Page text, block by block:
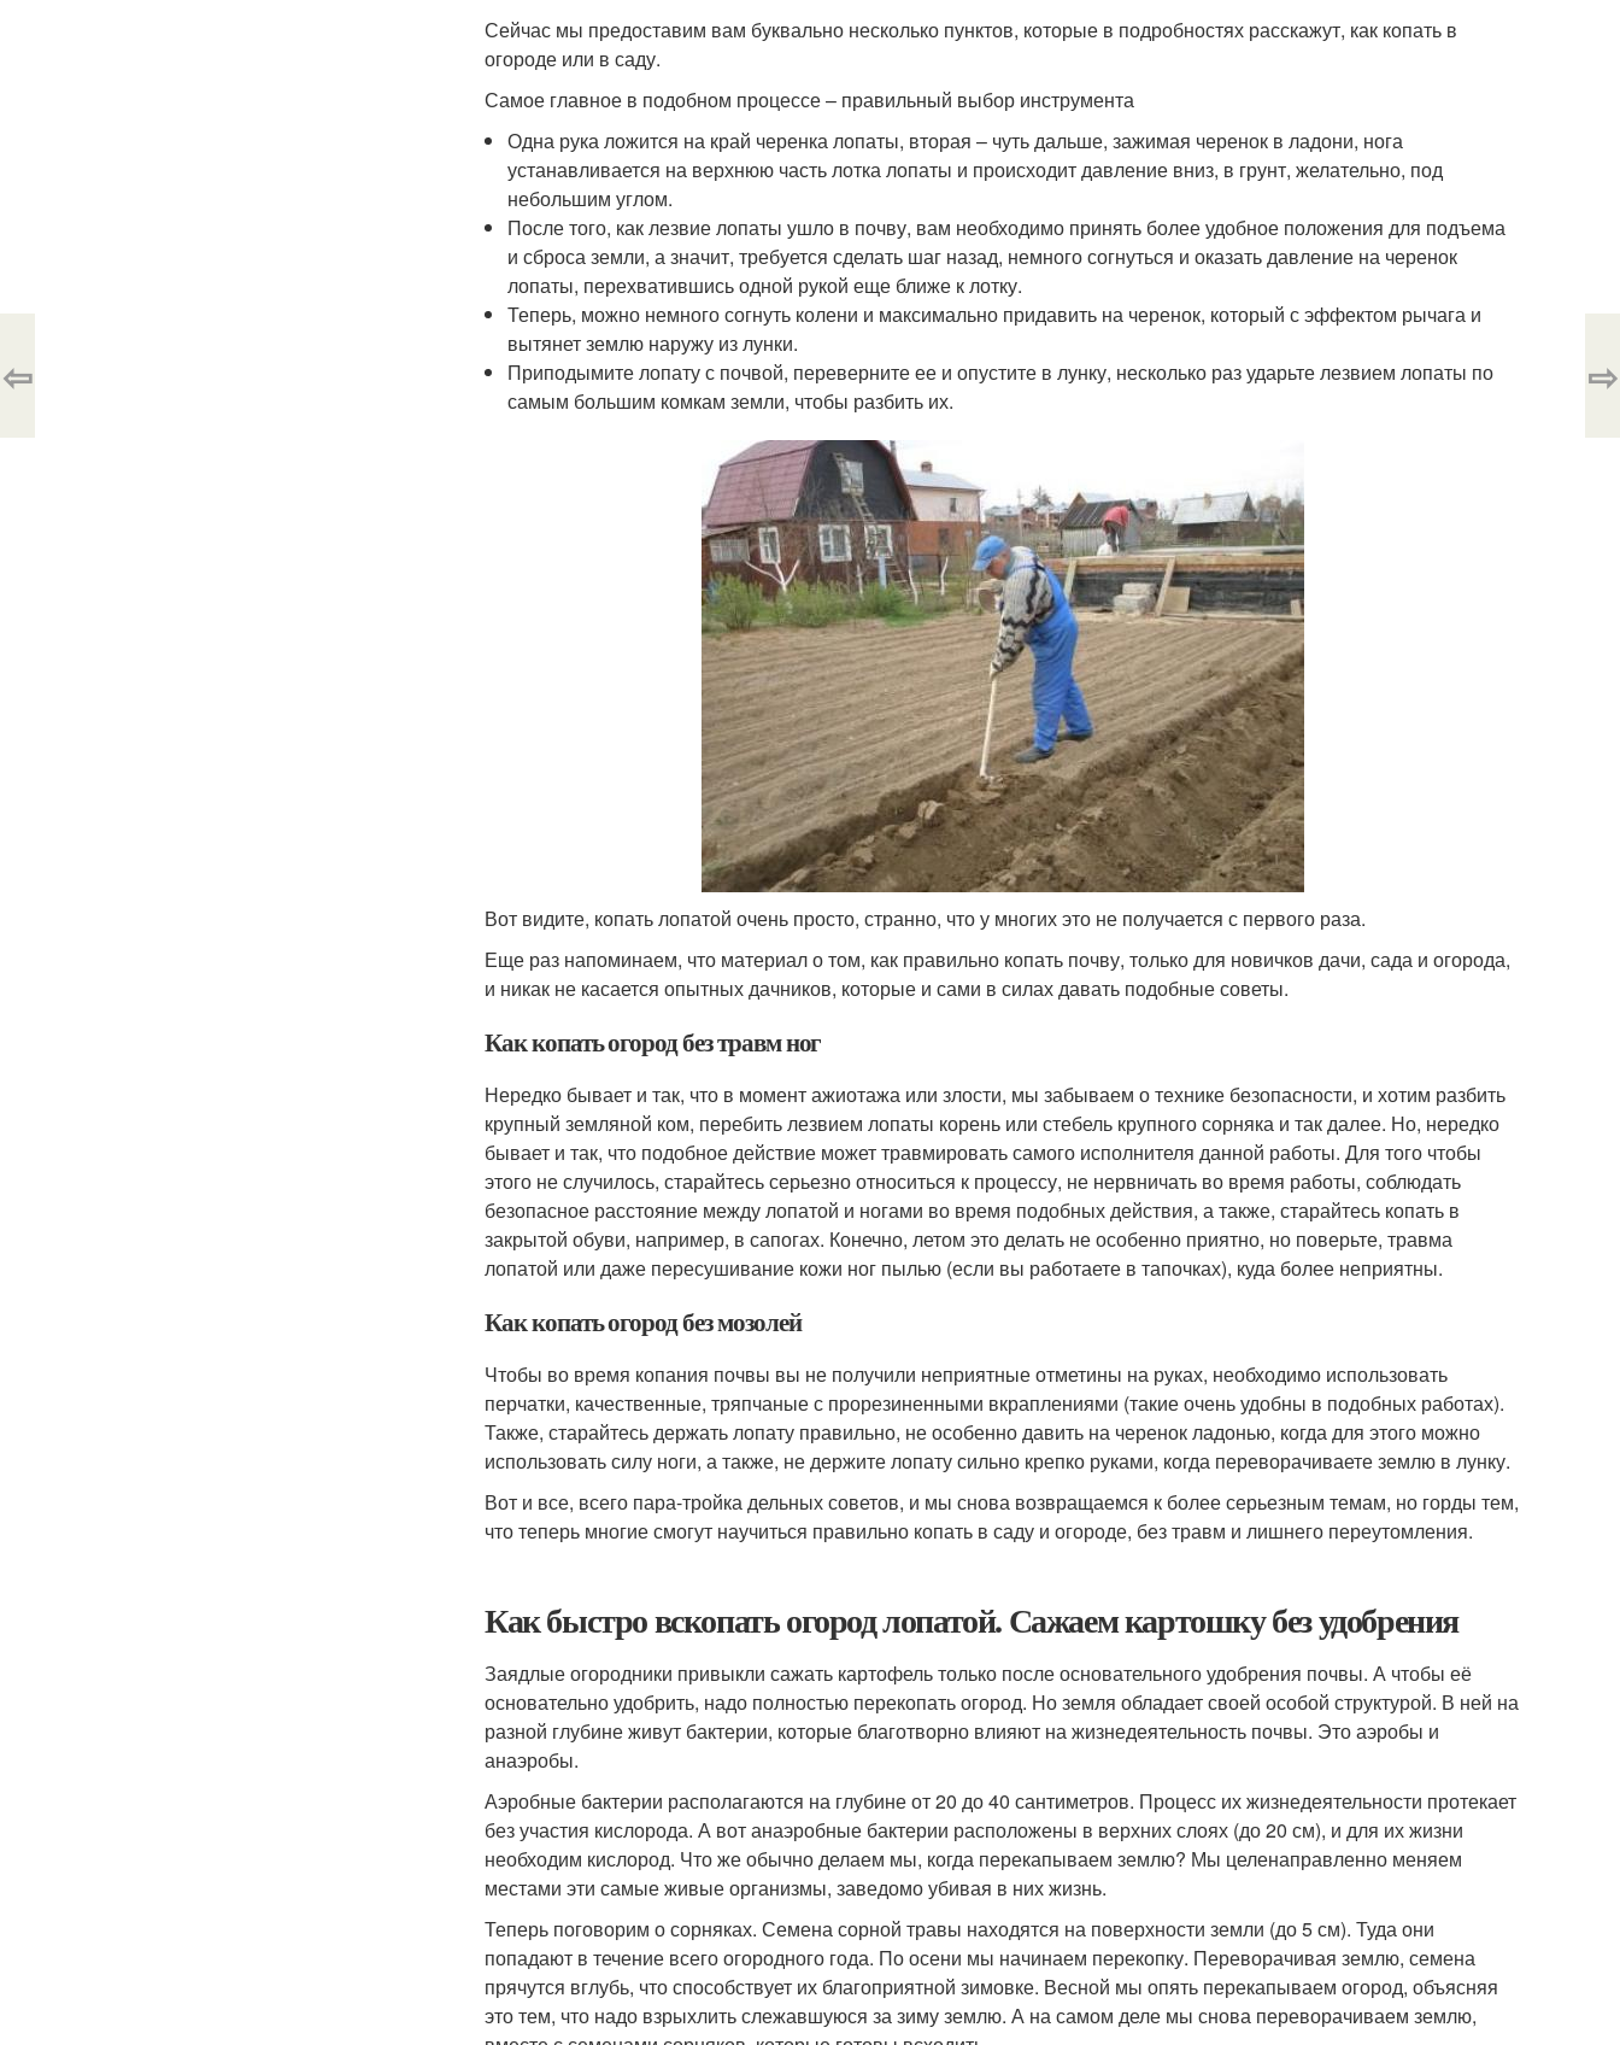
Сейчас мы предоставим вам буквально несколько пунктов, которые в подробностях расскажут, как копать в
огороде или в саду.
Самое главное в подобном процессе – правильный выбор инструмента
Одна рука ложится на край черенка лопаты, вторая – чуть дальше, зажимая черенок в ладони, нога
устанавливается на верхнюю часть лотка лопаты и происходит давление вниз, в грунт, желательно, под
небольшим углом.
После того, как лезвие лопаты ушло в почву, вам необходимо принять более удобное положения для подъема
и сброса земли, а значит, требуется сделать шаг назад, немного согнуться и оказать давление на черенок
лопаты, перехватившись одной рукой еще ближе к лотку.
Теперь, можно немного согнуть колени и максимально придавить на черенок, который с эффектом рычага и
вытянет землю наружу из лунки.
Приподымите лопату с почвой, переверните ее и опустите в лунку, несколько раз ударьте лезвием лопаты по
самым большим комкам земли, чтобы разбить их.
Вот видите, копать лопатой очень просто, странно, что у многих это не получается с первого раза.
Еще раз напоминаем, что материал о том, как правильно копать почву, только для новичков дачи, сада и огорода,
и никак не касается опытных дачников, которые и сами в силах давать подобные советы.
Как копать огород без травм ног
Нередко бывает и так, что в момент ажиотажа или злости, мы забываем о технике безопасности, и хотим разбить
крупный земляной ком, перебить лезвием лопаты корень или стебель крупного сорняка и так далее. Но, нередко
бывает и так, что подобное действие может травмировать самого исполнителя данной работы. Для того чтобы
этого не случилось, старайтесь серьезно относиться к процессу, не нервничать во время работы, соблюдать
безопасное расстояние между лопатой и ногами во время подобных действия, а также, старайтесь копать в
закрытой обуви, например, в сапогах. Конечно, летом это делать не особенно приятно, но поверьте, травма
лопатой или даже пересушивание кожи ног пылью (если вы работаете в тапочках), куда более неприятны.
Как копать огород без мозолей
Чтобы во время копания почвы вы не получили неприятные отметины на руках, необходимо использовать
перчатки, качественные, тряпчаные с прорезиненными вкраплениями (такие очень удобны в подобных работах).
Также, старайтесь держать лопату правильно, не особенно давить на черенок ладонью, когда для этого можно
использовать силу ноги, а также, не держите лопату сильно крепко руками, когда переворачиваете землю в лунку.
Вот и все, всего пара-тройка дельных советов, и мы снова возвращаемся к более серьезным темам, но горды тем,
что теперь многие смогут научиться правильно копать в саду и огороде, без травм и лишнего переутомления.
Как быстро вскопать огород лопатой. Сажаем картошку без удобрения
Заядлые огородники привыкли сажать картофель только после основательного удобрения почвы. А чтобы её
основательно удобрить, надо полностью перекопать огород. Но земля обладает своей особой структурой. В ней на
разной глубине живут бактерии, которые благотворно влияют на жизнедеятельность почвы. Это аэробы и
анаэробы.
Аэробные бактерии располагаются на глубине от 20 до 40 сантиметров. Процесс их жизнедеятельности протекает
без участия кислорода. А вот анаэробные бактерии расположены в верхних слоях (до 20 см), и для их жизни
необходим кислород. Что же обычно делаем мы, когда перекапываем землю? Мы целенаправленно меняем
местами эти самые живые организмы, заведомо убивая в них жизнь.
Теперь поговорим о сорняках. Семена сорной травы находятся на поверхности земли (до 5 см). Туда они
попадают в течение всего огородного года. По осени мы начинаем перекопку. Переворачивая землю, семена
прячутся вглубь, что способствует их благоприятной зимовке. Весной мы опять перекапываем огород, объясняя
это тем, что надо взрыхлить слежавшуюся за зиму землю. А на самом деле мы снова переворачиваем землю,
⇦ ⇨